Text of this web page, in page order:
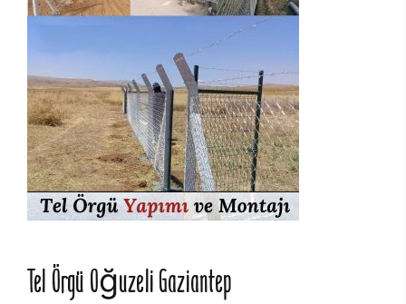
Tel Örgü Oğuzeli Gaziantep